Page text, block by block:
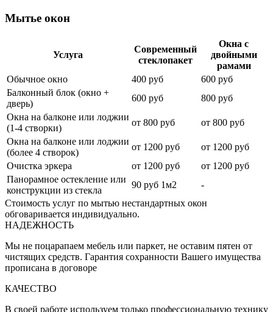
Мытье окон
Услуга
Современный
стеклопакет
Окна с
двойными
рамами
Обычное окно
400 руб
600 руб
Балконный блок (окно +
дверь)
600 руб
800 руб
Окна на балконе или лоджии
(1-4 створки)
от 800 руб
от 800 руб
Окна на балконе или лоджии
(более 4 створок)
от 1200 руб
от 1200 руб
Очистка эркера
от 1200 руб
от 1200 руб
Панорамное остекление или
конструкции из стекла
90 руб 1м2
-
Стоимость услуг по мытью нестандартных окон
обговаривается индивидуально.
НАДЕЖНОСТЬ
Мы не поцарапаем мебель или паркет, не оставим пятен от
чистящих средств. Гарантия сохранности Вашего имущества
прописана в договоре
КАЧЕСТВО
В своей работе используем только профессиональную технику